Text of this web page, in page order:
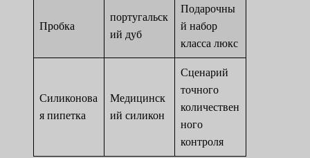
Пробка
португальск
ий дуб
Подарочны
й набор
класса люкс
Силиконова
я пипетка
Медицинск
ий силикон
Сценарий
точного
количествен
ного
контроля